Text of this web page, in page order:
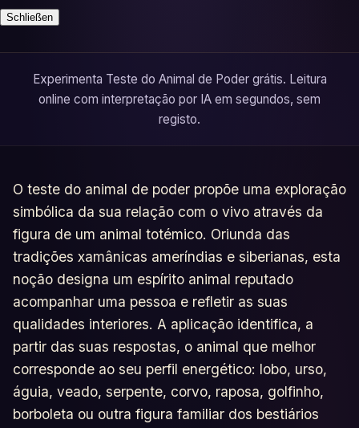
Glossário
Schließen
Experimenta Teste do Animal de Poder grátis. Leitura
online com interpretação por IA em segundos, sem
registo.
O teste do animal de poder propõe uma exploração
simbólica da sua relação com o vivo através da
figura de um animal totémico. Oriunda das
tradições xamânicas ameríndias e siberianas, esta
noção designa um espírito animal reputado
acompanhar uma pessoa e refletir as suas
qualidades interiores. A aplicação identifica, a
partir das suas respostas, o animal que melhor
corresponde ao seu perfil energético: lobo, urso,
águia, veado, serpente, corvo, raposa, golfinho,
borboleta ou outra figura familiar dos bestiários